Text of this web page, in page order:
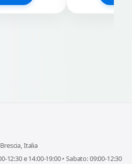
Italia
12:30 e 14:00-19:00 • Sabato: 09:00-12:30